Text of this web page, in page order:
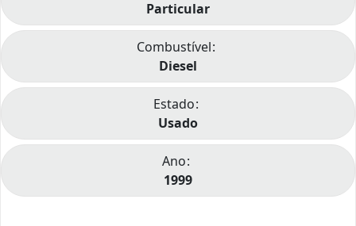
Particular
Combustível
Diesel
Estado
Usado
Ano
1999